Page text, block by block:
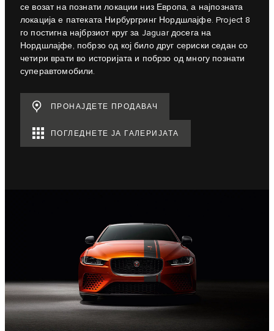
се возат на познати локации низ Европа, а најпозната
локација е патеката Нирбургринг Нордшлајфе. Project 8
го постигна најбрзиот круг за Jaguar досега на
Нордшлајфе, побрзо од кој било друг сериски седан со
четири врати во историјата и побрзо од многу познати
суперавтомобили.
ПРОНАЈДЕТЕ ПРОДАВАЧ
ПОГЛЕДНЕТЕ ЈА ГАЛЕРИЈАТА